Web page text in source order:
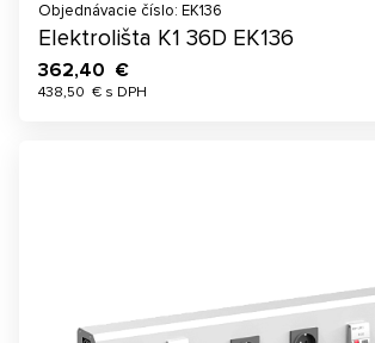
Objednávacie číslo: EK136
Elektrolišta K1 36D EK136
362,40 €
438,50 € s DPH